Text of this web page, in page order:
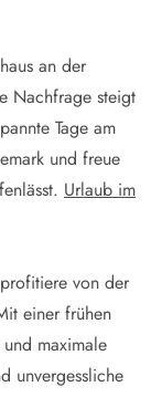
an der
Nachfrage steigt
Tage am
und freue
Urlaub im
von der
einer frühen
maximale
unvergessliche